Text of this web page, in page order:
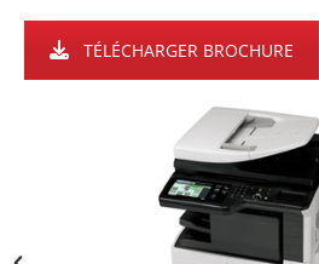
TÉLÉCHARGER BROCHURE